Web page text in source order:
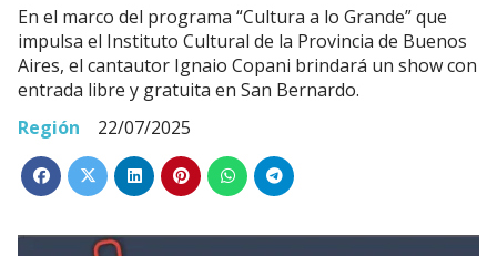
En el marco del programa “Cultura a lo Grande” que
impulsa el Instituto Cultural de la Provincia de Buenos
Aires, el cantautor Ignaio Copani brindará un show con
entrada libre y gratuita en San Bernardo.
Región
22/07/2025